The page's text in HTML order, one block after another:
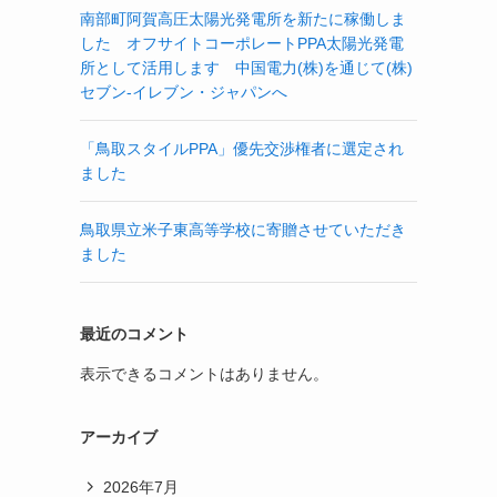
南部町阿賀高圧太陽光発電所を新たに稼働しま
した オフサイトコーポレートPPA太陽光発電
所として活用します 中国電力(株)を通じて(株)
セブン-イレブン・ジャパンへ
「鳥取スタイルPPA」優先交渉権者に選定され
ました
鳥取県立米子東高等学校に寄贈させていただき
ました
最近のコメント
表示できるコメントはありません。
アーカイブ
2026年7月